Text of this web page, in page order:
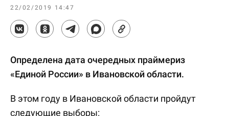
22/02/2019 14:47
Определена дата очередных праймериз
«Единой России» в Ивановской области.
В этом году в Ивановской области пройдут
следующие выборы: